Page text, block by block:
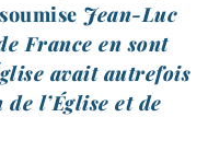
Jean-​Luc
France en sont
avait autre­fois
l’Église et de